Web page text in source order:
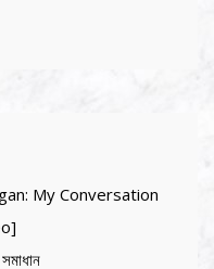
My Conversation